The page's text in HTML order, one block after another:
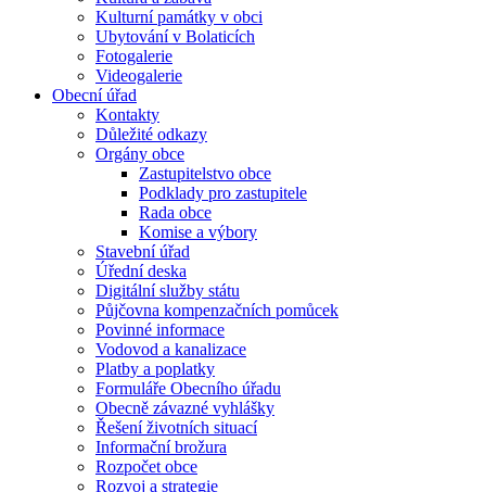
Kulturní památky v obci
Ubytování v Bolaticích
Fotogalerie
Videogalerie
Obecní úřad
Kontakty
Důležité odkazy
Orgány obce
Zastupitelstvo obce
Podklady pro zastupitele
Rada obce
Komise a výbory
Stavební úřad
Úřední deska
Digitální služby státu
Půjčovna kompenzačních pomůcek
Povinné informace
Vodovod a kanalizace
Platby a poplatky
Formuláře Obecního úřadu
Obecně závazné vyhlášky
Řešení životních situací
Informační brožura
Rozpočet obce
Rozvoj a strategie